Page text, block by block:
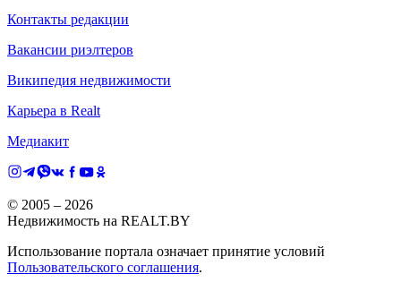
Контакты редакции
Вакансии риэлтеров
Википедия недвижимости
Карьера в Realt
Медиакит
© 2005 – 2026
Недвижимость на REALT.BY
Использование портала означает принятие условий
Пользовательского соглашения.